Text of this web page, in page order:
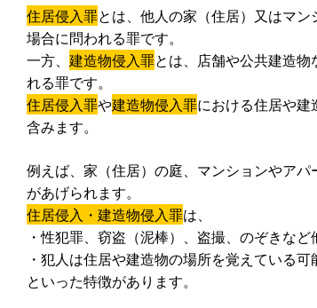
住居侵入罪とは、他人の家（住居）又はマ
場合に問われる罪です。
一方、 建造物侵入罪とは、店舗や公共建造
れる罪です。
住居侵入罪や建造物侵入罪における住居や
含みます。
例えば、家（住居）の庭、マンションやア
があげられます。
住居侵入・建造物侵入罪は、
・性犯罪、窃盗（泥棒）、盗撮、のぞきな
・犯人は住居や建造物の場所を覚えている可
といった特徴があります。